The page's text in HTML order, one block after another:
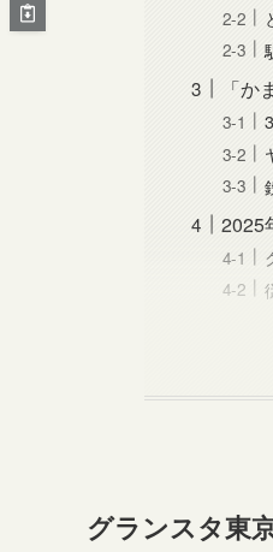
「
2025
グランスタ東